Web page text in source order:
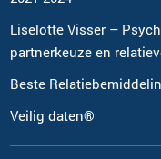
Liselotte Visser –
partnerkeuze en
Beste
Veilig daten®